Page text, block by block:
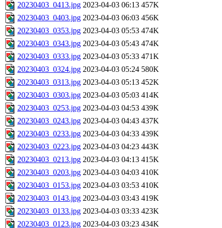
20230403_0413.jpg 2023-04-03 06:13 457K
20230403_0403.jpg 2023-04-03 06:03 456K
20230403_0353.jpg 2023-04-03 05:53 474K
20230403_0343.jpg 2023-04-03 05:43 474K
20230403_0333.jpg 2023-04-03 05:33 471K
20230403_0324.jpg 2023-04-03 05:24 580K
20230403_0313.jpg 2023-04-03 05:13 452K
20230403_0303.jpg 2023-04-03 05:03 414K
20230403_0253.jpg 2023-04-03 04:53 439K
20230403_0243.jpg 2023-04-03 04:43 437K
20230403_0233.jpg 2023-04-03 04:33 439K
20230403_0223.jpg 2023-04-03 04:23 443K
20230403_0213.jpg 2023-04-03 04:13 415K
20230403_0203.jpg 2023-04-03 04:03 410K
20230403_0153.jpg 2023-04-03 03:53 410K
20230403_0143.jpg 2023-04-03 03:43 419K
20230403_0133.jpg 2023-04-03 03:33 423K
20230403_0123.jpg 2023-04-03 03:23 434K